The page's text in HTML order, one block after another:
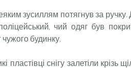
зусиллям потягнув за ручку.
чий одяг був
будинку.
пластівці снігу залетіли крізь